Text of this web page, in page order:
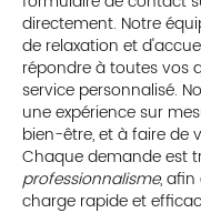
directement. Notre
de relaxation et
répondre à toutes vos
service personnalisé.
une expérience sur
bien-être, et à faire de
Chaque demande est
professionnalisme,
charge rapide et